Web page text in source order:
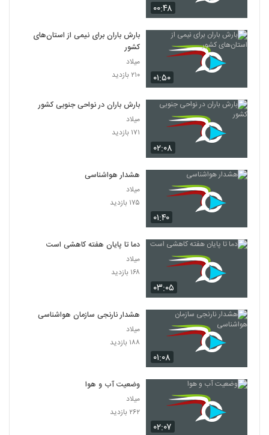
۰۰:۴۸
۰۱:۵۰
بارش باران برای نیمی از استان‌های
کشور
میلاد
۲۱۰ بازدید
۰۲:۰۸
بارش باران در نواحی جنوبی کشور
میلاد
۱۷۱ بازدید
۰۱:۴۰
هشدار هواشناسی
میلاد
۱۷۵ بازدید
۰۳:۰۵
دما تا پایان هفته کاهشی است
میلاد
۱۶۸ بازدید
۰۱:۰۸
هشدار نارنجی سازمان هواشناسی
میلاد
۱۸۸ بازدید
۰۲:۰۷
وضعیت آب و هوا
میلاد
۲۶۲ بازدید